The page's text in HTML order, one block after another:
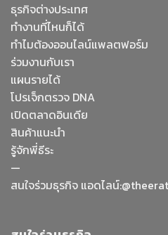
ธุรกิจต่างประเทศ
ทำงานที่ไหนก็ได้
ทำไมต้องออนไลน์แพลตฟอร์ม
ร่วมงานกับเรา
แผนรายได้
โปรเจ็กตรวจ DNA
เปิดตลาดอินเดีย
สินค้าแนะนำ
รู้จักพี่ธีระ
—
สนใจร่วมธุรกิจ แอดไลน์